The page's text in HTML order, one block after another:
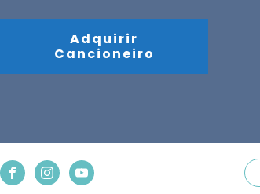
Adquirir
Cancioneiro